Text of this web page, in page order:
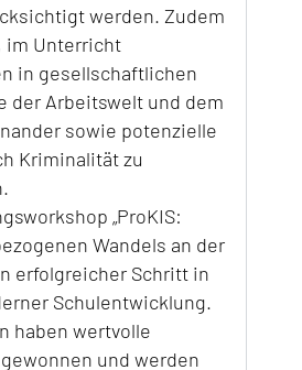
werden. Zudem
im Unterricht
in gesellschaftlichen
der Arbeitswelt und dem
sowie potenzielle
Kriminalität zu
„ProKIS:
Wandels an der
erfolgreicher Schritt in
Schulentwicklung.
haben wertvolle
und werden